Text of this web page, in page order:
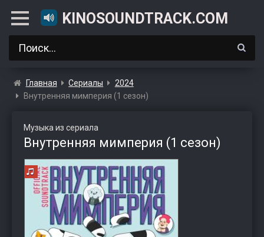
KINOSOUNDTRACK.COM
Главная Сериалы
2024
Внутренняя мимперия (1 сезон)
Музыка из сериала
Внутренняя мимперия (1 сезон)